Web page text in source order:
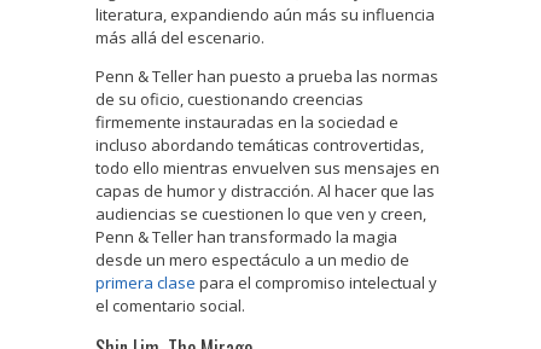
literatura, expandiendo aún más su influencia
más allá del escenario.
Penn & Teller han puesto a prueba las normas
de su oficio, cuestionando creencias
firmemente instauradas en la sociedad e
incluso abordando temáticas controvertidas,
todo ello mientras envuelven sus mensajes en
capas de humor y distracción. Al hacer que las
audiencias se cuestionen lo que ven y creen,
Penn & Teller han transformado la magia
desde un mero espectáculo a un medio de
primera clase para el compromiso intelectual y
el comentario social.